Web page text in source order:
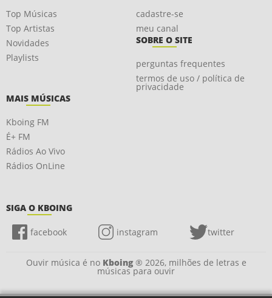
Top Músicas
Top Artistas
Novidades
Playlists
cadastre-se
meu canal
SOBRE O SITE
perguntas frequentes
termos de uso / política de
privacidade
MAIS MÚSICAS
Kboing FM
É+ FM
Rádios Ao Vivo
Rádios OnLine
SIGA O KBOING
facebook instagram twitter
Ouvir música é no Kboing® 2026, milhões de letras e
músicas para ouvir